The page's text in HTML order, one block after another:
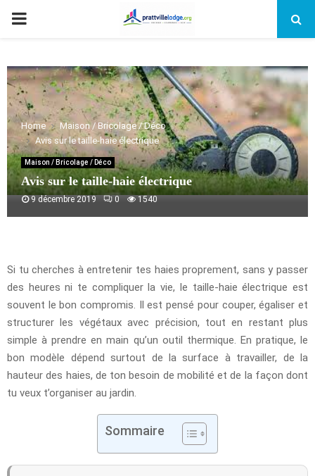
PRIMARY
Home
Maison / Bricolage / Déco
Avis sur le taille-haie électrique
Maison / Bricolage / Déco
Avis sur le taille-haie électrique
9 décembre 2019 0 1540
Si tu cherches à entretenir tes haies proprement, sans y passer
des heures ni te compliquer la vie, le taille-haie électrique est
souvent le bon compromis. Il est pensé pour couper, égaliser et
structurer les végétaux avec précision, tout en restant plus
simple à prendre en main qu’un outil thermique. En pratique, le
bon modèle dépend surtout de la surface à travailler, de la
hauteur des haies, de ton besoin de mobilité et de la façon dont
tu veux t’organiser au jardin.
Sommaire